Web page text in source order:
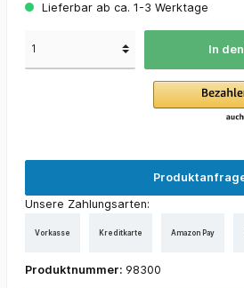
Lieferbar ab ca. 1-3 Werktage
In
Unsere Zahlungsarten:
Vorkasse Kreditkarte Amazon Pay
Produktnummer: 98300